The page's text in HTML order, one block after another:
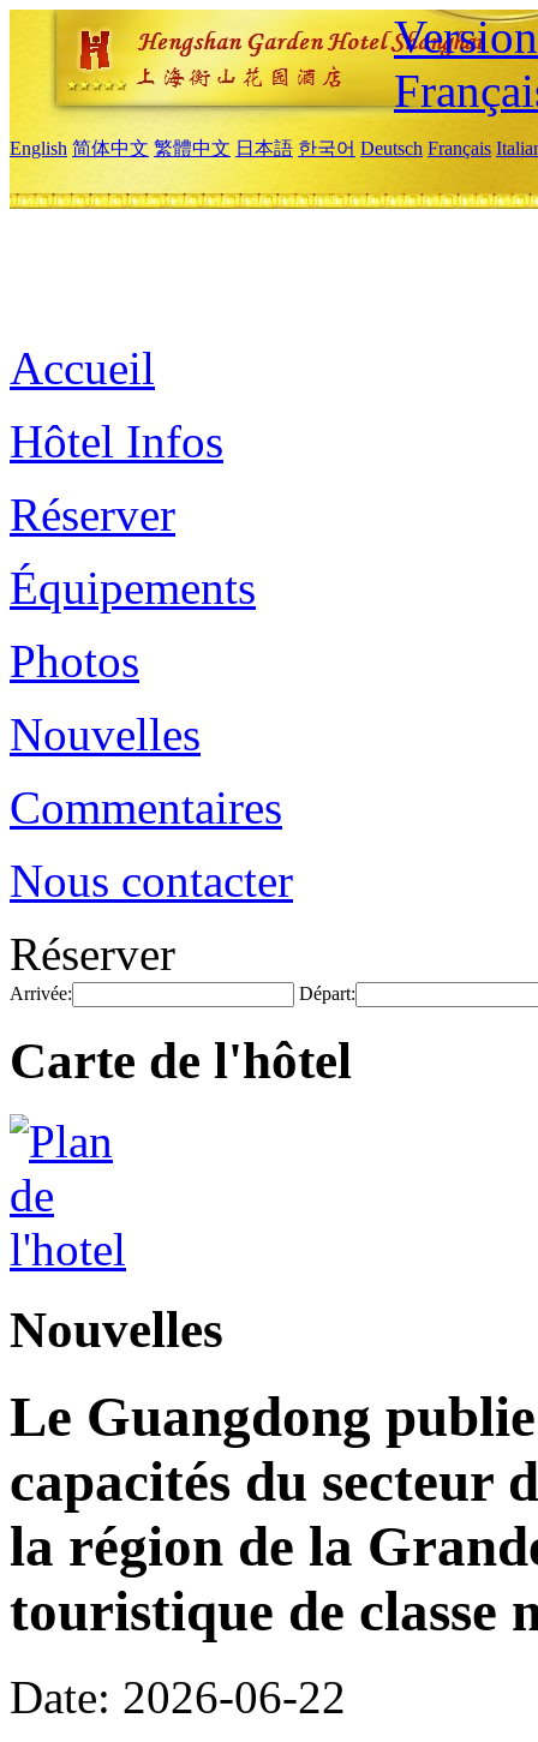
English 简体中文 繁體中文 日本語 한국어 Deutsch Français
Accueil
Hôtel Infos
Réserver
Équipements
Photos
Nouvelles
Commentaires
Nous contacter
Réserver
Arrivée: Départ:
Carte de l'hôtel
Nouvelles
Le Guangdong
capacités du secteur
la région de la
touristique de classe
Date: 2026-06-22